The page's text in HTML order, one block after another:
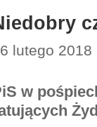
lutego
w